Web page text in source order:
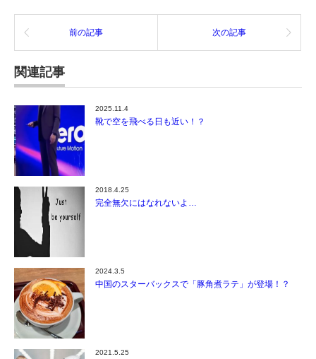
前の記事 次の記事
関連記事
2025.11.4
靴で空を飛べる日も近い！？
2018.4.25
完全無欠にはなれないよ…
2024.3.5
中国のスターバックスで「豚角煮ラテ」が登場！？
2021.5.25